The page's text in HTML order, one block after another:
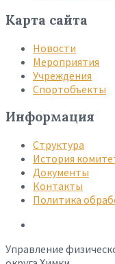
Карта сайта
Новости
Мероприятия
Учреждения
Спортобъекты
Информация
Структура
История
Документы
Контакты
Политика
Управление